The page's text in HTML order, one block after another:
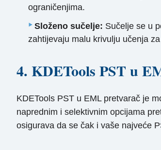
ograničenjima.
Složeno sučelje: Sučelje se u
zahtijevaju malu krivulju učenja
4. KDETools PST u
KDETools PST u EML pretvarač je
naprednim i selektivnim opcijama
osigurava da se čak i vaše najveće